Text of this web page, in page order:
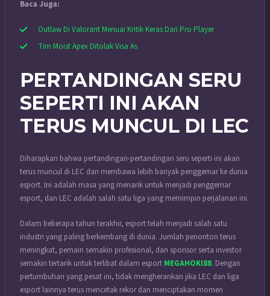
Baca Juga:
Outlaw Di Valorant Menuai Kritik Keras Dari Pro Player
Tim Moist Apex Ditolak Visa As
PERTANDINGAN SERU
SEPERTI INI AKAN
TERUS MUNCUL DI LEC
Diharapkan bahwa pertandingan-pertandingan seru seperti ini akan
terus muncul di LEC dan membawa lebih banyak penggemar ke dunia
esport. Ini adalah masa yang menarik untuk menjadi penggemar
esport, dan LEC adalah salah satu liga yang memimpin perjalanan ini.
Dalam beberapa tahun terakhir, esport telah menjadi salah satu
industri yang paling berkembang di dunia. Jumlah penonton terus
meningkat, pemain semakin profesional, dan sponsor serta investor
semakin tertarik untuk terlibat dalam esport MEGAHOKI88. Dengan
pertumbuhan yang pesat ini, tidak mengherankan jika LEC dan liga
esport lainnya terus mencetak rekor dan menciptakan momen